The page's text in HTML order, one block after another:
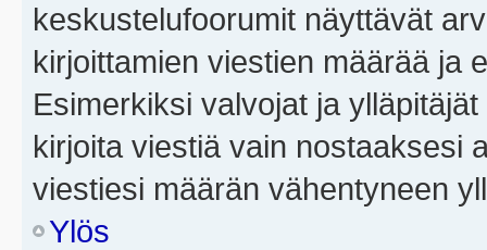
keskustelufoorumit näyttävät
kirjoittamien viestien määrää ja
Esimerkiksi valvojat ja
kirjoita viestiä vain nostaaksesi
viestiesi määrän vähentyneen
Ylös